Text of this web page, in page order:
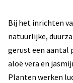
Bij het inrichten
natuurlijke,
gerust een aantal
aloë vera en
Planten werken